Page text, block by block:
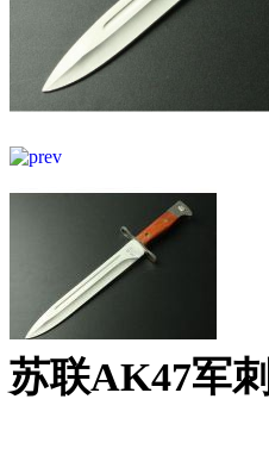
苏联AK47军